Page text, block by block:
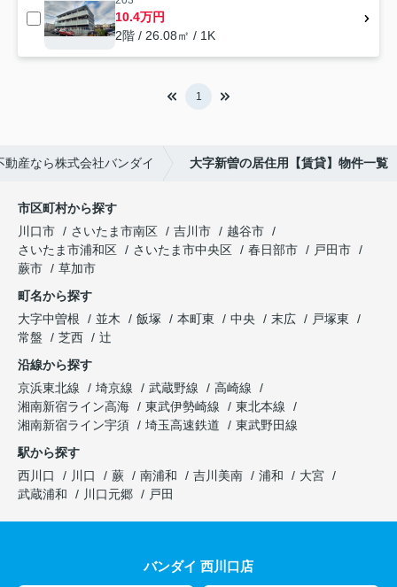
10.4万円
2階 / 26.08㎡ / 1K
1
動産なら株式会社バンダイ 大字新曽の居住用【賃貸】物件一覧
市区町村から探す
川口市
さいたま市南区 吉川市
越谷市
さいたま市浦和区
さいたま市中央区 春日部市
戸田市
蕨市
草加市
町名から探す
大字中曽根
並木 飯塚 本町東 中央 末広
戸塚東
常盤
芝西
辻
沿線から探す
京浜東北線
埼京線 武蔵野線
高崎線
湘南新宿ライン高海
東武伊勢崎線
東北本線
湘南新宿ライン宇須
埼玉高速鉄道
東武野田線
駅から探す
西川口
川口 蕨 南浦和 吉川美南 浦和
大宮
武蔵浦和
川口元郷 戸田
バンダイ 西川口店